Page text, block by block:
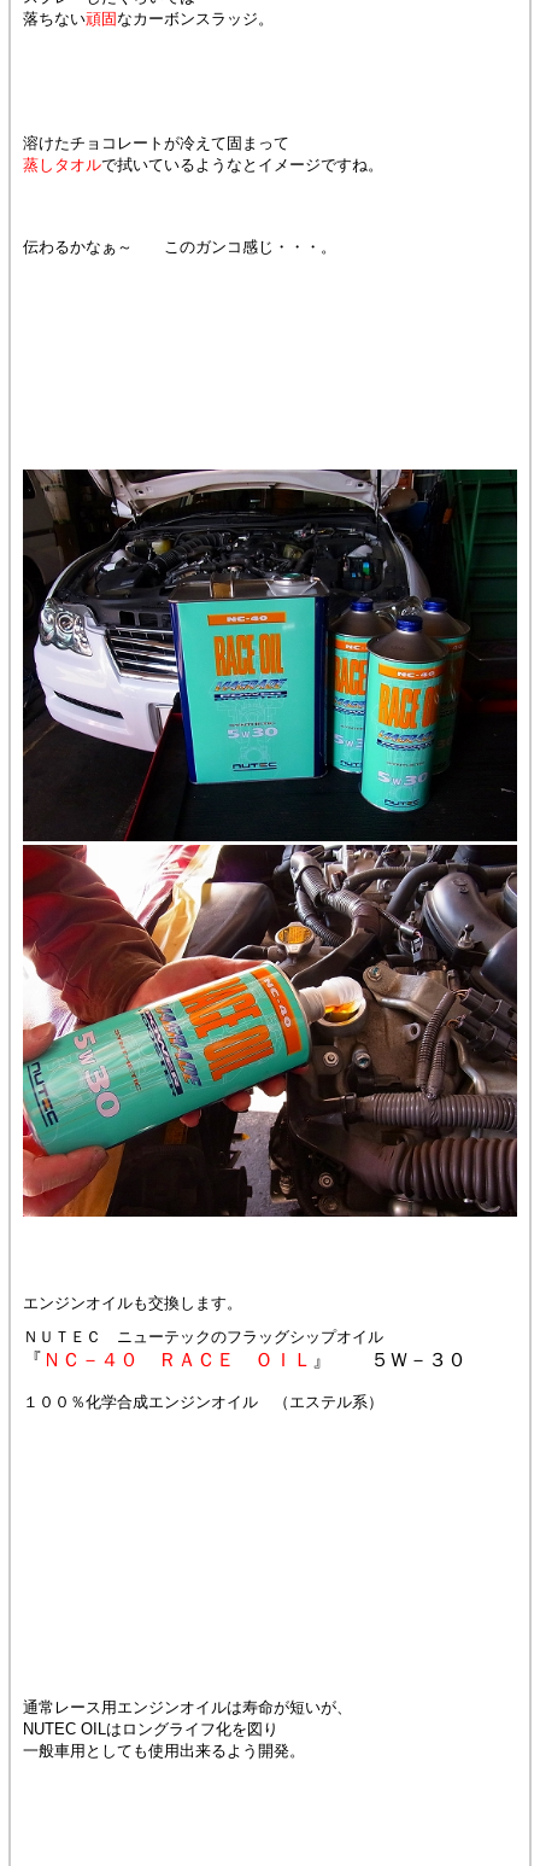
落ちない頑固なカーボンスラッジ。
溶けたチョコレートが冷えて固まって
蒸しタオルで拭いているようなとイメージですね。
伝わるかなぁ～ このガンコ感じ・・・。
エンジンオイルも交換します。
ＮＵＴＥＣ ニューテックのフラッグシップオイル
『 ＮＣ－４０ ＲＡＣＥ ＯＩＬ 』 ５Ｗ－３０
１００％化学合成エンジンオイル （エステル系）
通常レース用エンジンオイルは寿命が短いが、
NUTEC OILはロングライフ化を図り
一般車用としても使用出来るよう開発。